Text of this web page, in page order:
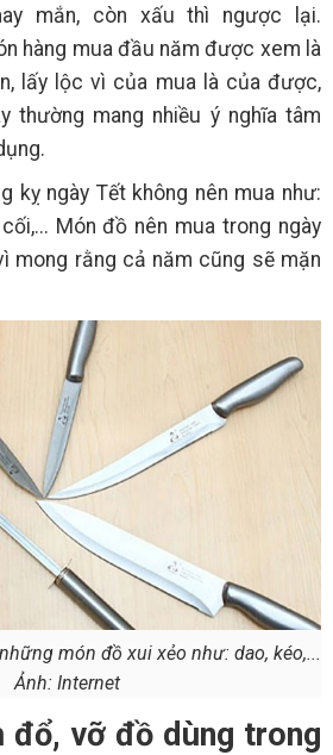
mắn, còn xấu thì ngược lại.
hàng mua đầu năm được xem là
lấy lộc vì của mua là của được,
thường mang nhiều ý nghĩa tâm
kỵ ngày Tết không nên mua như:
Món đồ nên mua trong ngày
mong rằng cả năm cũng sẽ mặn
món đồ xui xẻo như: dao, kéo,...
Ảnh: Internet
đổ, vỡ đồ dùng trong